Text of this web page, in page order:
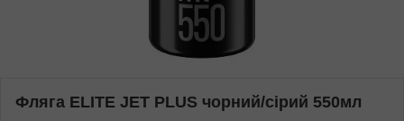
Фляга ELITE JET PLUS чорний/сірий 550мл